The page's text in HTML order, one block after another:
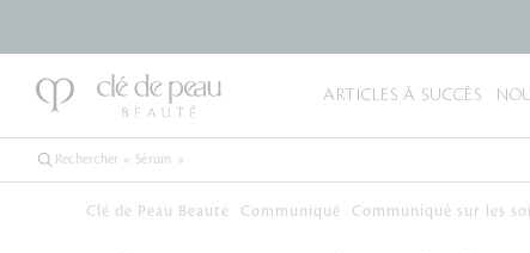
ARTICLES À SUCCÈS
Clé de Peau Beauté Communiqué Communiqué sur les